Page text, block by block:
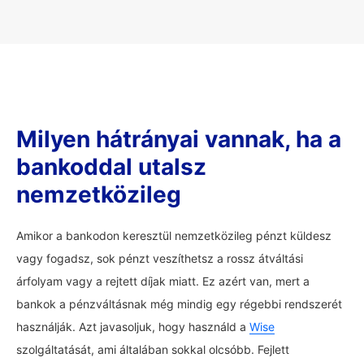
Milyen hátrányai vannak, ha a
bankoddal utalsz
nemzetközileg
Amikor a bankodon keresztül nemzetközileg pénzt küldesz
vagy fogadsz, sok pénzt veszíthetsz a rossz átváltási
árfolyam vagy a rejtett díjak miatt. Ez azért van, mert a
bankok a pénzváltásnak még mindig egy régebbi rendszerét
használják. Azt javasoljuk, hogy használd a Wise
szolgáltatását, ami általában sokkal olcsóbb. Fejlett